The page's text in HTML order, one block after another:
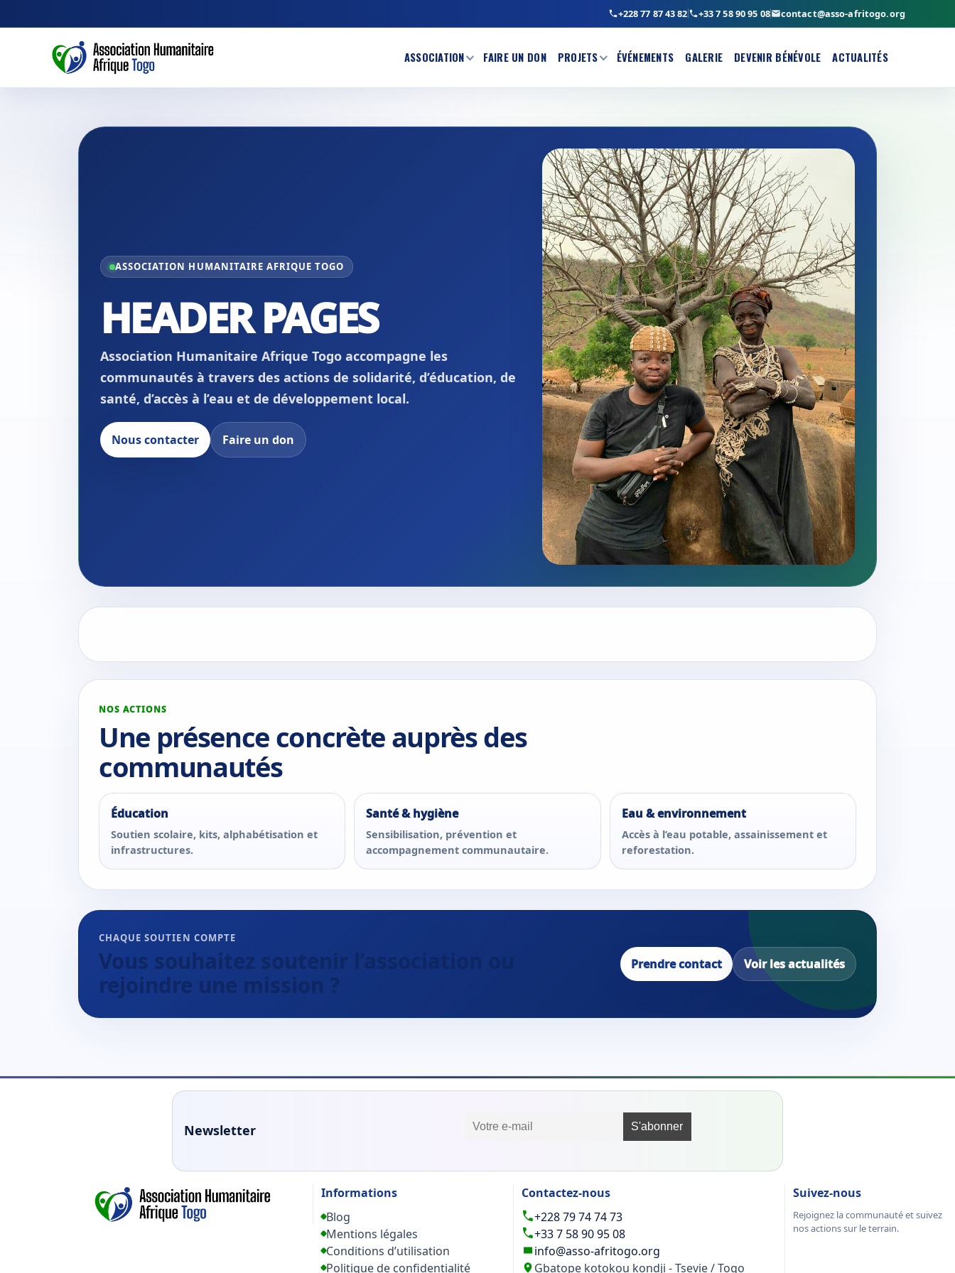
+228 77 87 43 82 +33 7 58 90 95 08 contact@asso-afritogo.org
ASSOCIATION FAIRE UN DON PROJETS ÉVÉNEMENTS GALERIE DEVENIR BÉNÉVOLE ACTUALITÉS
ASSOCIATION HUMANITAIRE AFRIQUE TOGO
HEADER PAGES
Association Humanitaire Afrique Togo accompagne les
communautés à travers des actions de solidarité, d’éducation, de
santé, d’accès à l’eau et de développement local.
Nous contacter Faire un don
NOS ACTIONS
Une présence concrète auprès des
communautés
Éducation
Soutien scolaire, kits, alphabétisation et
infrastructures.
Santé & hygiène
Sensibilisation, prévention et
accompagnement communautaire.
Eau & environnement
Accès à l’eau potable, assainissement et
reforestation.
CHAQUE SOUTIEN COMPTE
Vous souhaitez soutenir l’association ou
rejoindre une mission ?
Prendre contact Voir les actualités
Newsletter
Informations
Blog
Mentions légales
Conditions d’utilisation
Politique de confidentialité
Contactez-nous
+228 79 74 74 73
+33 7 58 90 95 08
info@asso-afritogo.org
Gbatope kotokou kondji - Tsevie / Togo
Suivez-nous
Rejoignez la communauté et suivez
nos actions sur le terrain.